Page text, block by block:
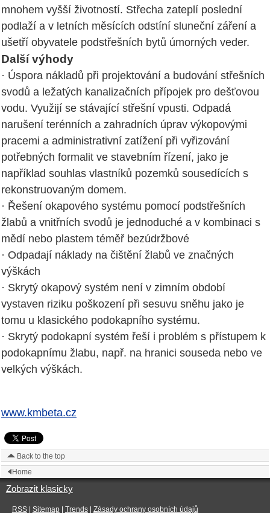
mnohem vyšší životností. Střecha zateplí poslední
podlaží a v letních měsících odstíní sluneční záření a
ušetří obyvatele podstřešních bytů úmorných veder.
Další výhody
· Úspora nákladů při projektování a budování střešních
svodů a ležatých kanalizačních přípojek pro dešťovou
vodu. Využijí se stávající střešní vpusti. Odpadá
narušení terénních a zahradních úprav výkopovými
pracemi a administrativní zatížení při vyřizování
potřebných formalit ve stavebním řízení, jako je
například souhlas vlastníků pozemků sousedících s
rekonstruovaným domem.
· Řešení okapového systému pomocí podstřešních
žlabů a vnitřních svodů je jednoduché a v kombinaci s
mědí nebo plastem téměř bezúdržbové
· Odpadají náklady na čištění žlabů ve značných
výškách
· Skrytý okapový systém není v zimním období
vystaven riziku poškození při sesuvu sněhu jako je
tomu u klasického podokapního systému.
· Skrytý podokapní systém řeší i problém s přístupem k
podokapnímu žlabu, např. na hranici souseda nebo ve
velkých výškách.
www.kmbeta.cz
Back to the top
Home
Zobrazit klasicky
RSS| Sitemap| Trends| Zásady ochrany osobních údajů